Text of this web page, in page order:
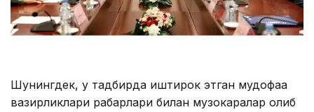
Шунингдек, у тадбирда иштирок этган мудофаа
вазирликлари раҳбарлари билан музокаралар олиб